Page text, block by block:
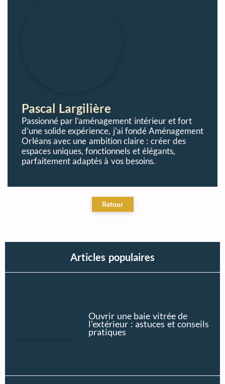
Pascal Largilière
Passionné par l’aménagement intérieur et fort
d’une solide expérience, j’ai fondé Aménagement
Orléans avec une ambition claire : créer des
espaces uniques, fonctionnels et élégants,
parfaitement adaptés à vos besoins.
Articles populaires
Ouvrir une baie vitrée de
l’extérieur : astuces et conseils
pratiques